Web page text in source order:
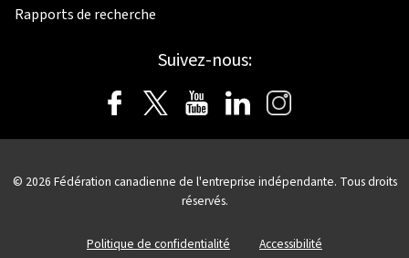
Rapports de recherche
Suivez-nous:
© 2026 Fédération canadienne de l'entreprise indépendante. Tous droits
réservés.
Politique de confidentialité Accessibilité